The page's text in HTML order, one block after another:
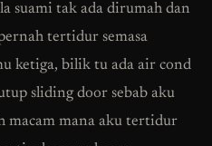
suami tak ada dirumah dan
tertidur semasa
ketiga, bilik tu ada air cond
sliding door sebab aku
macam mana aku tertidur